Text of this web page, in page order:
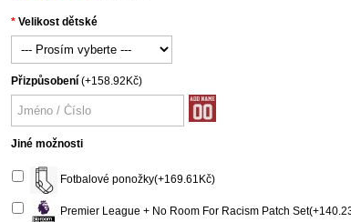
Velikost dětské
Přizpůsobení (+158.92Kč)
Jiné možnosti
Fotbalové ponožky(+169.61Kč)
Premier League + No Room For Racism Patch